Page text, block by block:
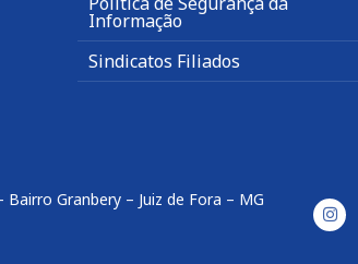
Informação
Sindicatos Filiados
Granbery – Juiz de Fora – MG